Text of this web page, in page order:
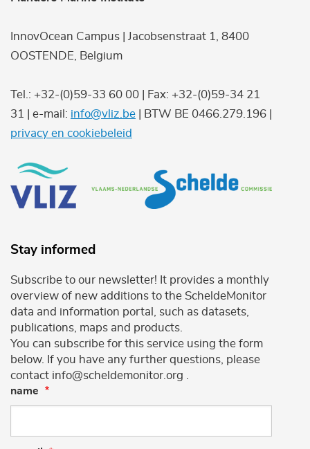
InnovOcean Campus | Jacobsenstraat 1, 8400
OOSTENDE, Belgium
Tel.: +32-(0)59-33 60 00 | Fax: +32-(0)59-34 21
31 | e-mail: info@vliz.be | BTW BE 0466.279.196 |
privacy en cookiebeleid
Stay informed
Subscribe to our newsletter! It provides a monthly
overview of new additions to the ScheldeMonitor
data and information portal, such as datasets,
publications, maps and products.
You can subscribe for this service using the form
below. If you have any further questions, please
contact info@scheldemonitor.org .
name